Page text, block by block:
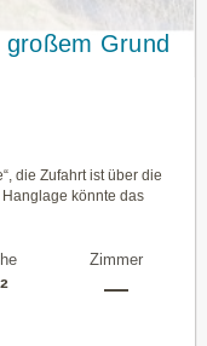
Grund
die Zufahrt ist über die
könnte das
Zimmer
—